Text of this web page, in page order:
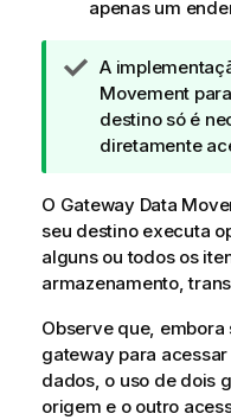
apenas um
N
o
t
a
e
d
i
c
A
Movement
destino só é
diretamente
O Gateway Data
seu destino executa
alguns ou todos os
armazenamento,
Observe que,
gateway para
dados, o uso de dois
origem e o outro